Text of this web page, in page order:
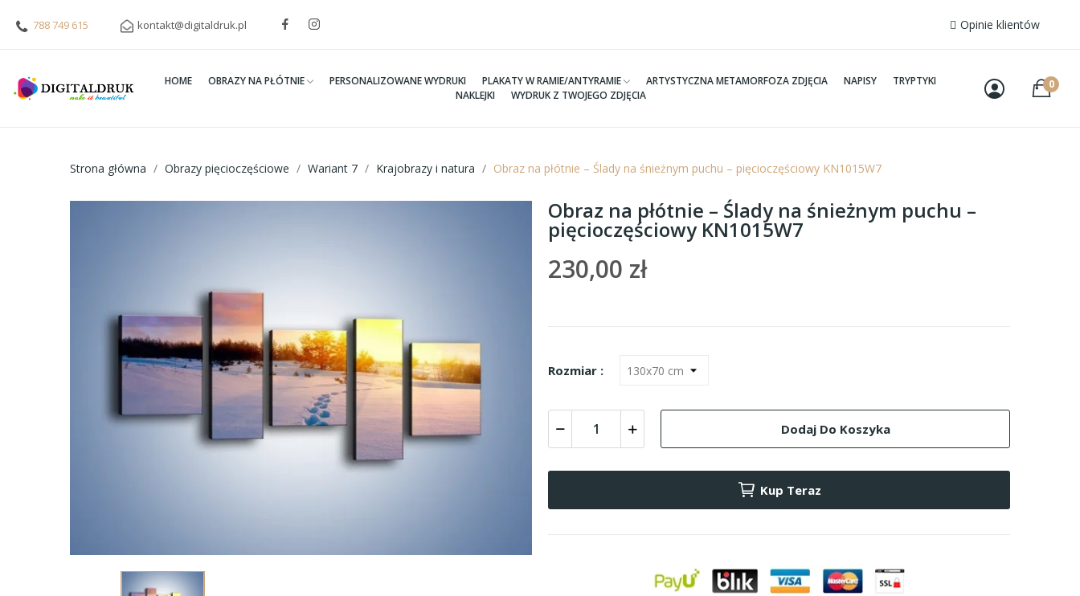
788 749 615 kontakt@digitaldruk.pl Opinie klientów
HOME OBRAZY NA PŁÓTNIE PERSONALIZOWANE WYDRUKI PLAKATY W RAMIE/ANTYRAMIE ARTYSTYCZNA METAMORFOZA ZDJĘCIA NAPISY
TRYPTYKI
NAKLEJKI
WYDRUK Z TWOJEGO ZDJĘCIA
0
Strona główna Obrazy pięcioczęściowe Wariant 7 Krajobrazy i natura Obraz na płótnie – Ślady na śnieżnym puchu – pięcioczęściowy KN1015W7
Obraz na płótnie – Ślady na śnieżnym puchu –
pięcioczęściowy KN1015W7
230,00 zł
Rozmiar :
Dodaj Do Koszyka
Kup Teraz